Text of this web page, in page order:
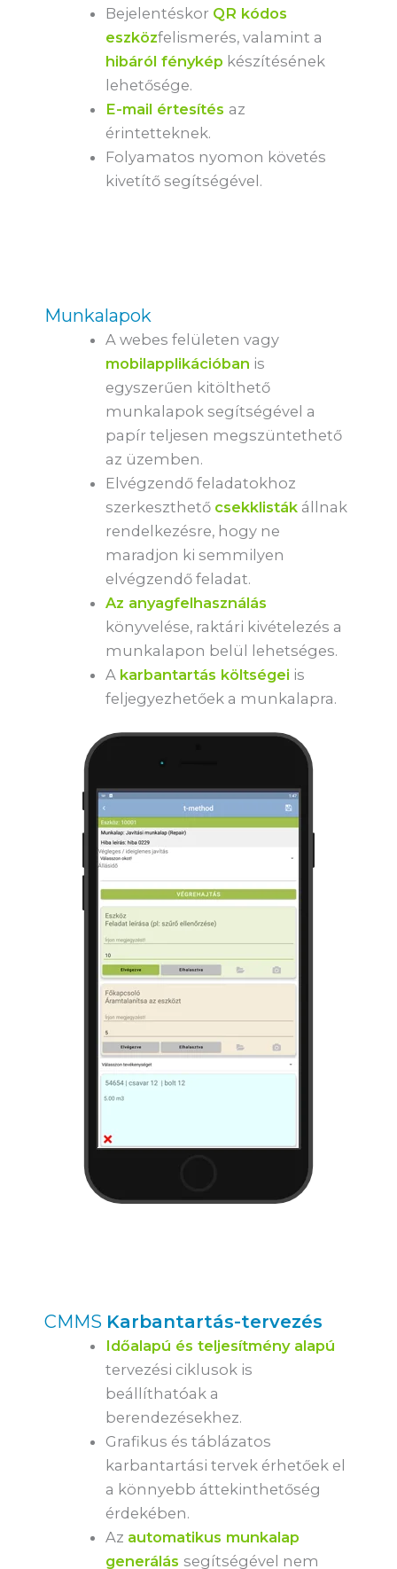
Bejelentéskor QR kódos
eszközfelismerés, valamint a
hibáról fénykép készítésének
lehetősége.
E-mail értesítés az
érintetteknek.
Folyamatos nyomon követés
kivetítő segítségével.
Munkalapok
A webes felületen vagy
mobilapplikációban is
egyszerűen kitölthető
munkalapok segítségével a
papír teljesen megszüntethető
az üzemben.
Elvégzendő feladatokhoz
szerkeszthető csekklisták állnak
rendelkezésre, hogy ne
maradjon ki semmilyen
elvégzendő feladat.
Az anyagfelhasználás
könyvelése, raktári kivételezés a
munkalapon belül lehetséges.
A karbantartás költségei is
feljegyezhetőek a munkalapra.
CMMS Karbantartás-tervezés
Időalapú és teljesítmény alapú
tervezési ciklusok is
beállíthatóak a
berendezésekhez.
Grafikus és táblázatos
karbantartási tervek érhetőek el
a könnyebb áttekinthetőség
érdekében.
Az automatikus munkalap
generálás segítségével nem